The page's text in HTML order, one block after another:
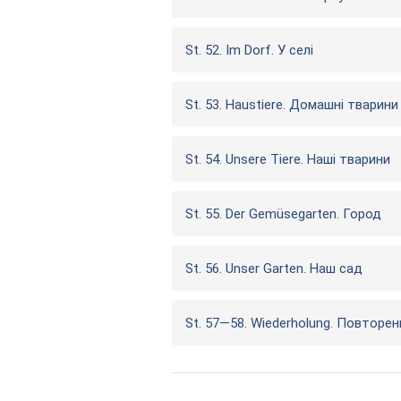
St. 52. Im Dorf. У селі
St. 53. Haustiere. Домашні тварини
St. 54. Unsere Tiere. Наші тварини
St. 55. Der Gemüsegarten. Город
St. 56. Unser Garten. Наш сад
St. 57—58. Wiederholung.